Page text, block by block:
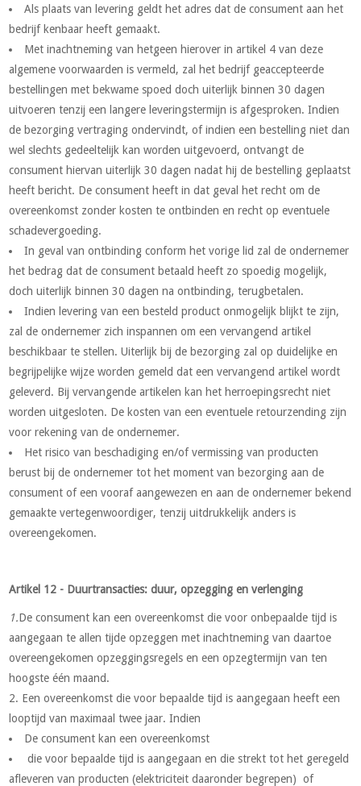
Als plaats van levering geldt het adres dat de consument aan het
bedrijf kenbaar heeft gemaakt.
Met inachtneming van hetgeen hierover in artikel 4 van deze
algemene voorwaarden is vermeld, zal het bedrijf geaccepteerde
bestellingen met bekwame spoed doch uiterlijk binnen 30 dagen
uitvoeren tenzij een langere leveringstermijn is afgesproken. Indien
de bezorging vertraging ondervindt, of indien een bestelling niet dan
wel slechts gedeeltelijk kan worden uitgevoerd, ontvangt de
consument hiervan uiterlijk 30 dagen nadat hij de bestelling geplaatst
heeft bericht. De consument heeft in dat geval het recht om de
overeenkomst zonder kosten te ontbinden en recht op eventuele
schadevergoeding.
In geval van ontbinding conform het vorige lid zal de ondernemer
het bedrag dat de consument betaald heeft zo spoedig mogelijk,
doch uiterlijk binnen 30 dagen na ontbinding, terugbetalen.
Indien levering van een besteld product onmogelijk blijkt te zijn,
zal de ondernemer zich inspannen om een vervangend artikel
beschikbaar te stellen. Uiterlijk bij de bezorging zal op duidelijke en
begrijpelijke wijze worden gemeld dat een vervangend artikel wordt
geleverd. Bij vervangende artikelen kan het herroepingsrecht niet
worden uitgesloten. De kosten van een eventuele retourzending zijn
voor rekening van de ondernemer.
Het risico van beschadiging en/of vermissing van producten
berust bij de ondernemer tot het moment van bezorging aan de
consument of een vooraf aangewezen en aan de ondernemer bekend
gemaakte vertegenwoordiger, tenzij uitdrukkelijk anders is
overeengekomen.
Artikel 12 - Duurtransacties: duur, opzegging en verlenging
1.De consument kan een overeenkomst die voor onbepaalde tijd is
aangegaan te allen tijde opzeggen met inachtneming van daartoe
overeengekomen opzeggingsregels en een opzegtermijn van ten
hoogste één maand.
2. Een overeenkomst die voor bepaalde tijd is aangegaan heeft een
looptijd van maximaal twee jaar. Indien
De consument kan een overeenkomst
die voor bepaalde tijd is aangegaan en die strekt tot het geregeld
afleveren van producten (elektriciteit daaronder begrepen) of